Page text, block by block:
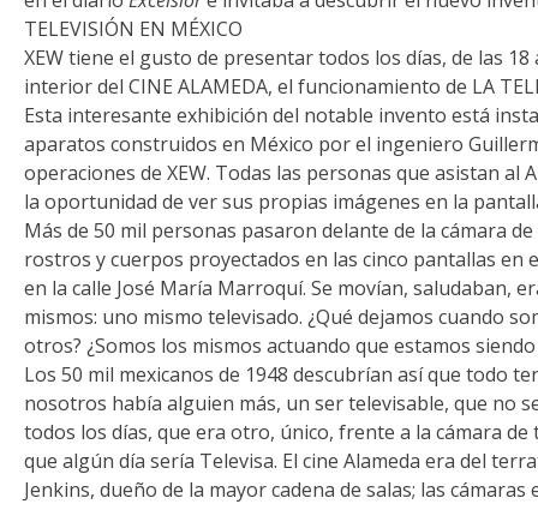
TELEVISIÓN EN MÉXICO
XEW tiene el gusto de presentar todos los días, de las
interior del CINE ALAMEDA, el funcionamiento de LA
Esta interesante exhibición del notable invento está
aparatos construidos en México por el ingeniero
operaciones de XEW. Todas las personas que asistan al
la oportunidad de ver sus propias imágenes en la
Más de 50 mil personas pasaron delante de la cámara
rostros y cuerpos proyectados en las cinco pantallas en
en la calle José María Marroquí. Se movían, saludaban,
mismos: uno mismo televisado. ¿Qué dejamos cuando
otros? ¿Somos los mismos actuando que estamos
Los 50 mil mexicanos de 1948 descubrían así que todo
nosotros había alguien más, un ser televisable, que no
todos los días, que era otro, único, frente a la cámara
que algún día sería Televisa. El cine Alameda era del
Jenkins, dueño de la mayor cadena de salas; las